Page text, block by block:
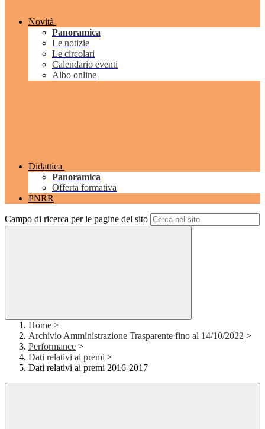
Novità
Panoramica
Le notizie
Le circolari
Calendario eventi
Albo online
Didattica
Panoramica
Offerta formativa
PNRR
Campo di ricerca per le pagine del sito
Home >
Archivio Amministrazione Trasparente fino al 14/10/2022 >
Performance >
Dati relativi ai premi >
Dati relativi ai premi 2016-2017